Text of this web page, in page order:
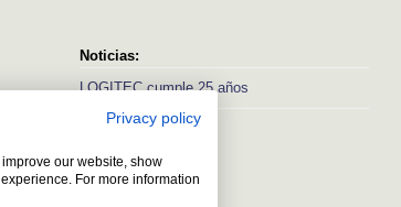
con
Noticias:
LOGITEC cumple 25 años
Ver más
Privacy policy
our website, show
For more information